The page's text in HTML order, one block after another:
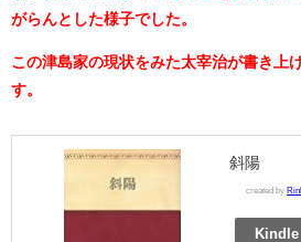
がらんとした様子でした。
この津島家の現状をみた太宰治が書き上
す。
斜陽
created by
Kindle